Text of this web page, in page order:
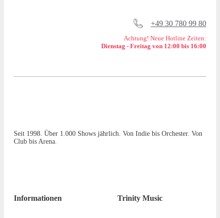
+49 30 780 99 80
Achtung! Neue Hotline Zeiten:
Dienstag - Freitag von 12:00 bis 16:00
Seit 1998. Über 1.000 Shows jährlich. Von Indie bis Orchester. Von
Club bis Arena.
Informationen Trinity Music